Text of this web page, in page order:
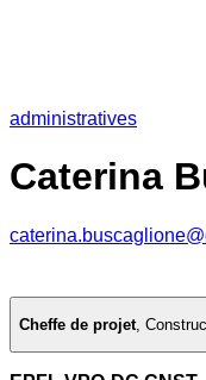
administratives
Caterina
Cheffe de projet,